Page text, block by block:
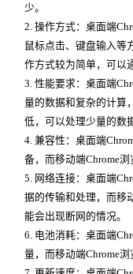
少。
2. 操作方式：桌面端
鼠标点击、键盘输入等
作方式较为简单，可以
3. 性能要求：桌面端
量的数据和复杂的计算
低，可以处理少量的数
4. 兼容性：桌面端
备，而移动端Chrome浏
5. 网络连接：桌面端
据的传输和处理，而移
能会出现断网的情况。
6. 电池消耗：桌面端
量，而移动端Chrome